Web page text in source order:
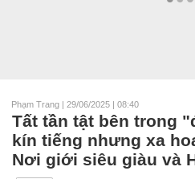
Phạm Trang | 29/06/2025 | 08:40
Tất tần tật bên trong
kín tiếng nhưng xa
Nơi giới siêu giàu và